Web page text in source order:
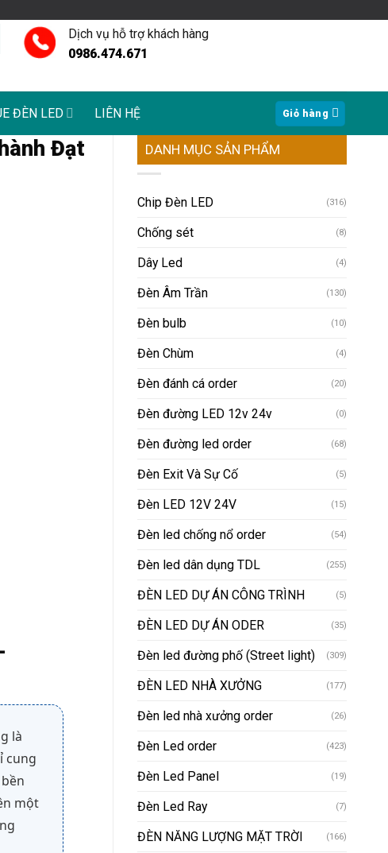
Dịch vụ hỗ trợ khách hàng
0986.474.671
ĐÈN LED LIÊN HỆ Giỏ hàng
Đạt
là
cung
một
DANH MỤC SẢN PHẨM
Chip Đèn LED (316)
Chống sét (8)
Dây Led (4)
Đèn Âm Trần (130)
Đèn bulb (10)
Đèn Chùm (4)
Đèn đánh cá order (20)
Đèn đường LED 12v 24v (0)
Đèn đường led order (68)
Đèn Exit Và Sự Cố (5)
Đèn LED 12V 24V (15)
Đèn led chống nổ order (54)
Đèn led dân dụng TDL (255)
ĐÈN LED DỰ ÁN CÔNG TRÌNH (5)
ĐÈN LED DỰ ÁN ODER (35)
Đèn led đường phố (Street light) (309)
ĐÈN LED NHÀ XƯỞNG (177)
Đèn led nhà xưởng order (26)
Đèn Led order (423)
Đèn Led Panel (19)
Đèn Led Ray (7)
ĐÈN NĂNG LƯỢNG MẶT TRỜI (166)